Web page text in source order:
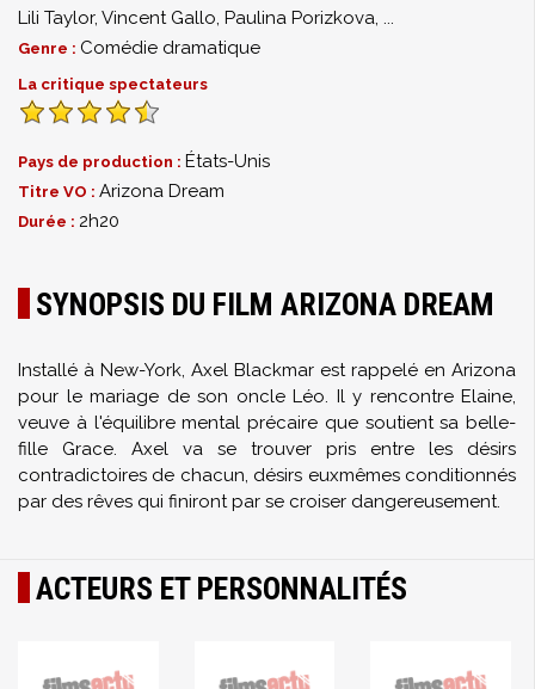
Lili Taylor, Vincent Gallo, Paulina Porizkova, ...
Genre : Comédie dramatique
La critique spectateurs
Pays de production : États-Unis
Titre VO : Arizona Dream
Durée : 2h20
SYNOPSIS DU FILM ARIZONA DREAM
Installé à New-York, Axel Blackmar est rappelé en Arizona
pour le mariage de son oncle Léo. Il y rencontre Elaine,
veuve à l'équilibre mental précaire que soutient sa belle-
fille Grace. Axel va se trouver pris entre les désirs
contradictoires de chacun, désirs euxmêmes conditionnés
par des rêves qui finiront par se croiser dangereusement.
ACTEURS ET PERSONNALITÉS